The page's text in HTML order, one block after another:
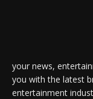
your news,
you with the latest
entertainment